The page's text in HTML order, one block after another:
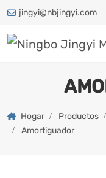
jingyi@nbjingyi.com
Hogar Productos
Amortiguador